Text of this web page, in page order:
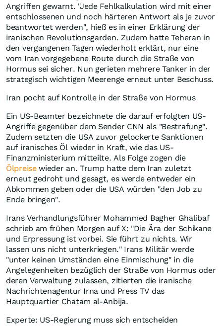
Angriffen gewarnt. "Jede Fehlkalkulation wird mit einer
entschlossenen und noch härteren Antwort als je zuvor
beantwortet werden", hieß es in einer Erklärung der
iranischen Revolutionsgarden. Zudem hatte Teheran in
den vergangenen Tagen wiederholt erklärt, nur eine
vom Iran vorgegebene Route durch die Straße von
Hormus sei sicher. Nun gerieten mehrere Tanker in der
strategisch wichtigen Meerenge erneut unter Beschuss.
Iran pocht auf Kontrolle in der Straße von Hormus
Ein US-Beamter bezeichnete die darauf erfolgten US-
Angriffe gegenüber dem Sender CNN als "Bestrafung".
Zudem setzten die USA zuvor gelockerte Sanktionen
auf iranisches Öl wieder in Kraft, wie das US-
Finanzministerium mitteilte. Als Folge zogen die
Ölpreisewieder an. Trump hatte dem Iran zuletzt
erneut gedroht und gesagt, es werde entweder ein
Abkommen geben oder die USA würden "den Job zu
Ende bringen".
Irans Verhandlungsführer Mohammed Bagher Ghalibaf
schrieb am frühen Morgen auf X: "Die Ära der Schikane
und Erpressung ist vorbei. Sie führt zu nichts. Wir
lassen uns nicht unterkriegen." Irans Militär werde
"unter keinen Umständen eine Einmischung" in die
Angelegenheiten bezüglich der Straße von Hormus oder
deren Verwaltung zulassen, zitierten die iranische
Nachrichtenagentur Irna und Press TV das
Hauptquartier Chatam al-Anbija.
Experte: US-Regierung muss sich entscheiden